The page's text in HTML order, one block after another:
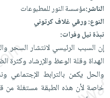
على
Android
تحميل
iKitab
على
Apple
على
Apple
جوائزالعناية
الشخصية
العناية
وتصفيف
الشعر
العناية
بالجسم
والسفرة
جديد
الكل
أواني
الطهي
أدوات
متجر
الهدايا
أقسام
الناشر:مؤسسة النور للمطبوعات
النوع:ورقي غلاف كرتوني
نبذة نيل وفرات:
إن السبب الرئيسي لانتشار السحر
الهداة وقلة الوعظ والإرشاد وكثرة
والحل يكمن بالترابط الإجتماعي
خاصة لأن هذه الطبقة مستغلة من